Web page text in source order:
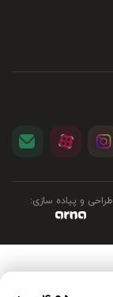
طراحی و پیاده سازی: